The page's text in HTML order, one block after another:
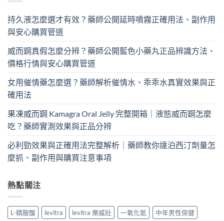
持久液怎麼選才有效？藥師公開延時噴霧正確用法、副作用
與安心購買管道
威而鋼真假怎麼分辨？藥師公開藍色小藥丸正品辨識方法、
價格行情與安心購買管道
女用催情藥怎麼選？藥師解析催情水、乖乖水真實效果與正
確用法
果凍威而鋼 Kamagra Oral Jelly 完整開箱｜液態威而鋼怎麼
吃？藥師實測效果與正品分辨
必利勁效果與正確用法完整解析｜藥師教你達泊西汀劑量怎
麼抓、副作用與購買注意事項
熱點關注
L-精胺酸 levitra levitra 樂威壯 一氧化氮 中年男性保健